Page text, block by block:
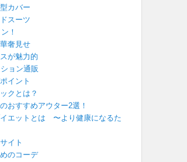
カバー
スーツ
！
奢見せ
が魅力的
ョン通販
イント
クとは？
おすすめアウター2選！
エットとは 〜より健康になるた
イト
のコーデ